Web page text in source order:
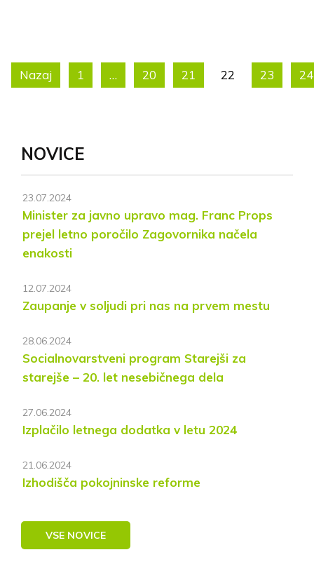
Nazaj 1 … 20 21 22 23 24
NOVICE
23.07.2024
Minister za javno upravo mag. Franc Props
prejel letno poročilo Zagovornika načela
enakosti
12.07.2024
Zaupanje v soljudi pri nas na prvem mestu
28.06.2024
Socialnovarstveni program Starejši za
starejše – 20. let nesebičnega dela
27.06.2024
Izplačilo letnega dodatka v letu 2024
21.06.2024
Izhodišča pokojninske reforme
VSE NOVICE